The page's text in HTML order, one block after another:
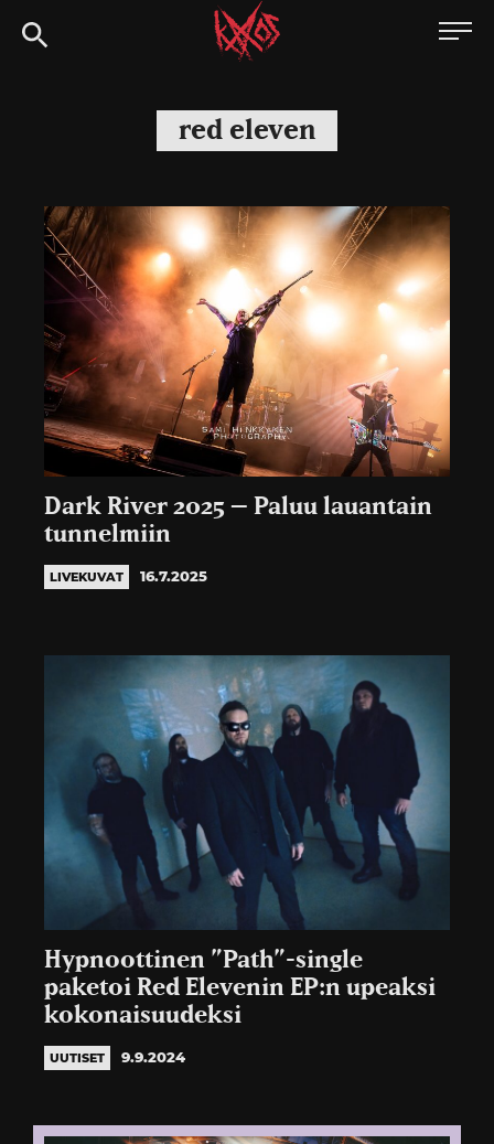
Siirry
suoraan
Kaaoszine
red eleven
Dark River 2025 – Paluu lauantain
tunnelmiin
LIVEKUVAT 16.7.2025
Hypnoottinen ”Path”-single
paketoi Red Elevenin EP:n upeaksi
kokonaisuudeksi
UUTISET 9.9.2024